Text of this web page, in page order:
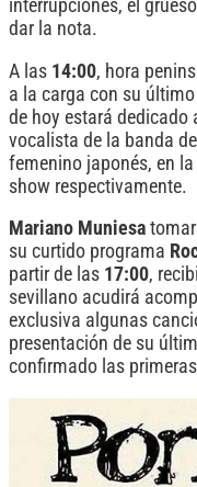
interrupciones, el
dar la nota.
A las 14:00, hora
a la carga con su
de hoy estará dedicado
vocalista de la banda
femenino japonés, en
show respectivamente.
Mariano Muniesa
su curtido programa
partir de las 17:00,
sevillano acudirá
exclusiva algunas
presentación de su
confirmado las